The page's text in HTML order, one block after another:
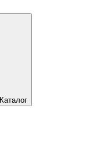
Каталог